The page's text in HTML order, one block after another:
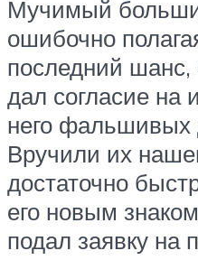
Мучимый
ошибочно
последний шанс,
дал согласие на
него фальшивых
Вручили их
достаточно
его новым
подал заявку на